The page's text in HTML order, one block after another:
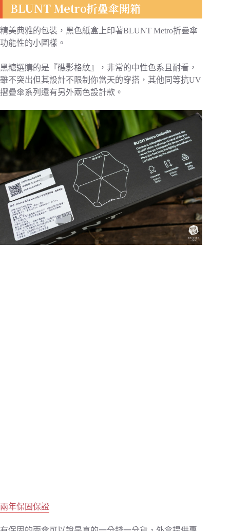
BLUNT Metro折疊傘開箱
精美典雅的包裝，黑色紙盒上印著BLUNT Metro折疊傘
功能性的小圖樣。
黑糖選購的是『礁影格紋』，非常的中性色系且耐看，
雖不突出但其設計不限制你當天的穿搭，其他同等抗UV
摺疊傘系列還有另外兩色設計款。
兩年保固保證